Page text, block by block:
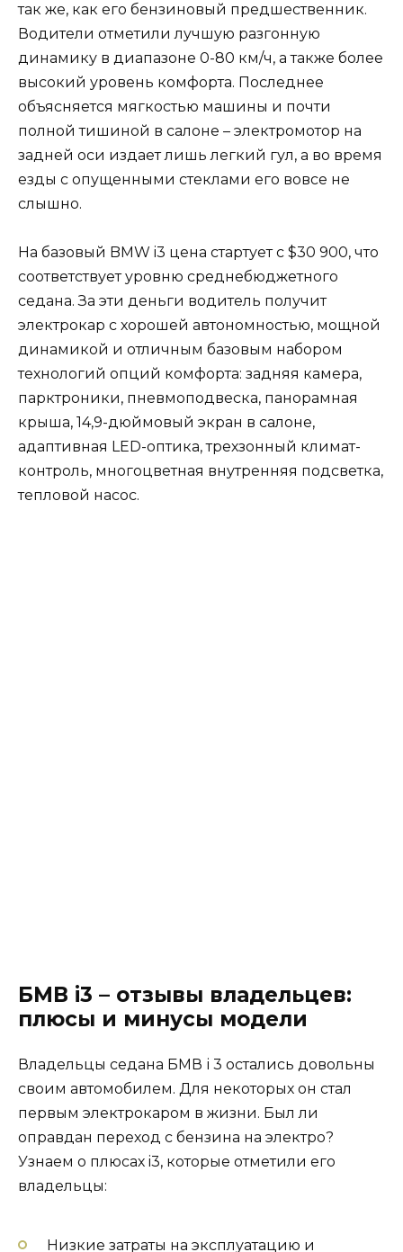
так же, как его бензиновый предшественник.
Водители отметили лучшую разгонную
динамику в диапазоне 0-80 км/ч, а также более
высокий уровень комфорта. Последнее
объясняется мягкостью машины и почти
полной тишиной в салоне – электромотор на
задней оси издает лишь легкий гул, а во время
езды с опущенными стеклами его вовсе не
слышно.
На базовый BMW i3 цена стартует с $30 900, что
соответствует уровню среднебюджетного
седана. За эти деньги водитель получит
электрокар с хорошей автономностью, мощной
динамикой и отличным базовым набором
технологий опций комфорта: задняя камера,
парктроники, пневмоподвеска, панорамная
крыша, 14,9-дюймовый экран в салоне,
адаптивная LED-оптика, трехзонный климат-
контроль, многоцветная внутренняя подсветка,
тепловой насос.
БМВ i3 – отзывы владельцев:
плюсы и минусы модели
Владельцы седана БМВ і 3 остались довольны
своим автомобилем. Для некоторых он стал
первым электрокаром в жизни. Был ли
оправдан переход с бензина на электро?
Узнаем о плюсах i3, которые отметили его
владельцы:
Низкие затраты на эксплуатацию и